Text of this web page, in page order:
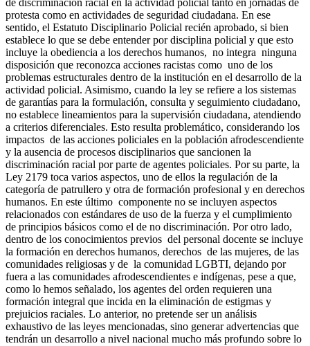
de discriminación racial en la actividad policial tanto en jornadas de
protesta como en actividades de seguridad ciudadana. En ese
sentido, el Estatuto Disciplinario Policial recién aprobado, si bien
establece lo que se debe entender por disciplina policial y que esto
incluye la obediencia a los derechos humanos, no integra ninguna
disposición que reconozca acciones racistas como uno de los
problemas estructurales dentro de la institución en el desarrollo de la
actividad policial. Asimismo, cuando la ley se refiere a los sistemas
de garantías para la formulación, consulta y seguimiento ciudadano,
no establece lineamientos para la supervisión ciudadana, atendiendo
a criterios diferenciales. Esto resulta problemático, considerando los
impactos de las acciones policiales en la población afrodescendiente
y la ausencia de procesos disciplinarios que sancionen la
discriminación racial por parte de agentes policiales. Por su parte, la
Ley 2179 toca varios aspectos, uno de ellos la regulación de la
categoría de patrullero y otra de formación profesional y en derechos
humanos. En este último componente no se incluyen aspectos
relacionados con estándares de uso de la fuerza y el cumplimiento
de principios básicos como el de no discriminación. Por otro lado,
dentro de los conocimientos previos del personal docente se incluye
la formación en derechos humanos, derechos de las mujeres, de las
comunidades religiosas y de la comunidad LGBTI, dejando por
fuera a las comunidades afrodescendientes e indígenas, pese a que,
como lo hemos señalado, los agentes del orden requieren una
formación integral que incida en la eliminación de estigmas y
prejuicios raciales. Lo anterior, no pretende ser un análisis
exhaustivo de las leyes mencionadas, sino generar advertencias que
tendrán un desarrollo a nivel nacional mucho más profundo sobre lo